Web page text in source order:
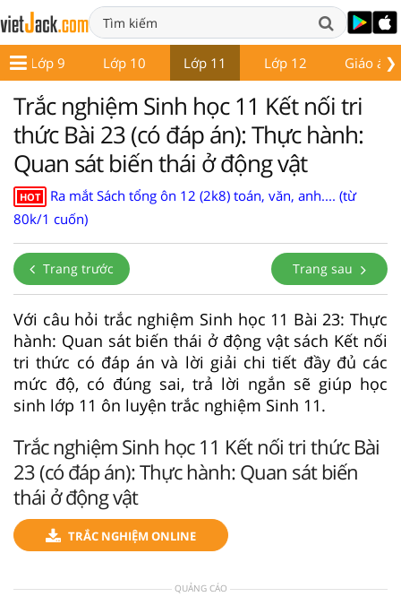
❯
Lớp 9 Lớp 10 Lớp 11 Lớp 12 Giáo án
Trắc nghiệm Sinh học 11 Kết nối tri
thức Bài 23 (có đáp án): Thực hành:
Quan sát biến thái ở động vật
HOT
Ra mắt Sách tổng ôn 12 (2k8) toán, văn, anh.... (từ
80k/1 cuốn)
Trang trước Trang sau
Với câu hỏi trắc nghiệm Sinh học 11 Bài 23: Thực
hành: Quan sát biến thái ở động vật sách Kết nối
tri thức có đáp án và lời giải chi tiết đầy đủ các
mức độ, có đúng sai, trả lời ngắn sẽ giúp học
sinh lớp 11 ôn luyện trắc nghiệm Sinh 11.
Trắc nghiệm Sinh học 11 Kết nối tri thức Bài
23 (có đáp án): Thực hành: Quan sát biến
thái ở động vật
TRẮC NGHIỆM ONLINE
QUẢNG CÁO